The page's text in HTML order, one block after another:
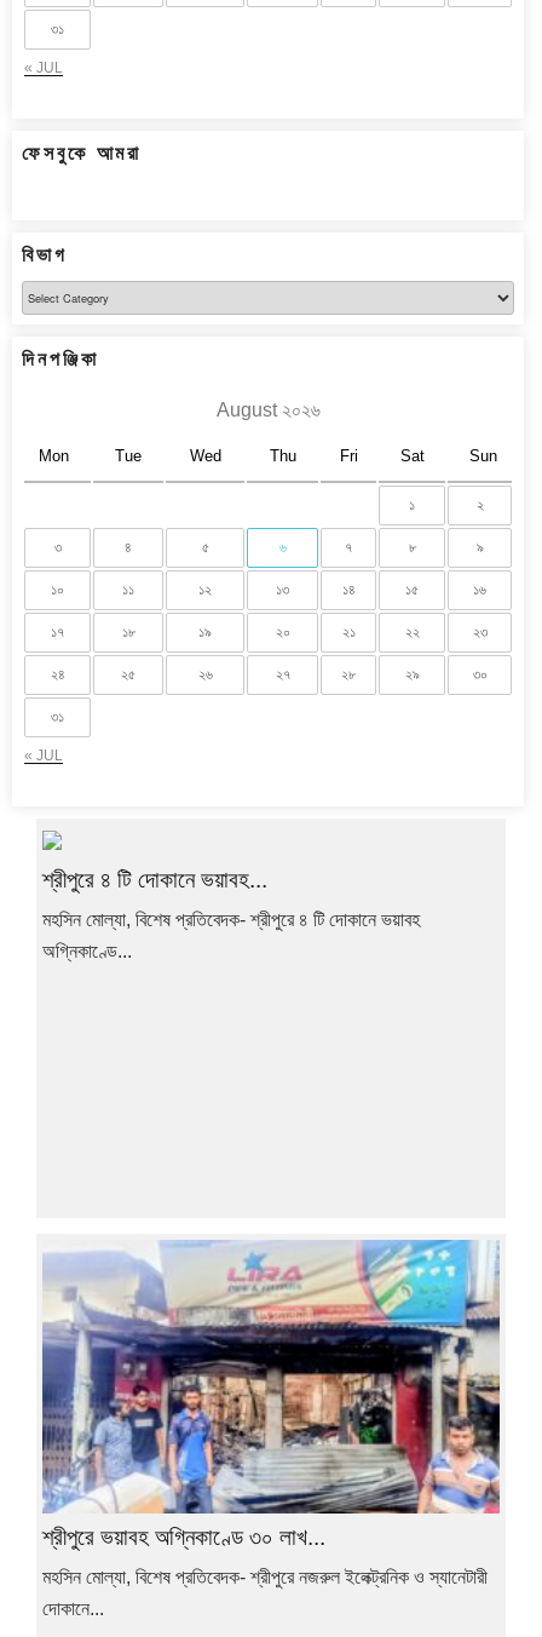
« JUL
৩১
ফেসবুকে আমরা
বিভাগ
বিভাগ
দিনপঞ্জিকা
August ২০২৬
Mon Tue Wed Thu Fri Sat Sun
« JUL
১ ২
৩ ৪ ৫ ৬ ৭ ৮ ৯
১০ ১১ ১২ ১৩ ১৪ ১৫ ১৬
১৭ ১৮ ১৯ ২০ ২১ ২২ ২৩
২৪ ২৫ ২৬ ২৭ ২৮ ২৯ ৩০
৩১
শ্রীপুরে ৪ টি দোকানে ভয়াবহ...
মহসিন মোল্যা, বিশেষ প্রতিবেদক- শ্রীপুরে ৪ টি দোকানে ভয়াবহ
অগ্নিকাণ্ডে...
শ্রীপুরে ভয়াবহ অগ্নিকাণ্ডে ৩০ লাখ...
মহসিন মোল্যা, বিশেষ প্রতিবেদক- শ্রীপুরে নজরুল ইলেক্ট্রনিক ও স্যানেটারী
দোকানে...